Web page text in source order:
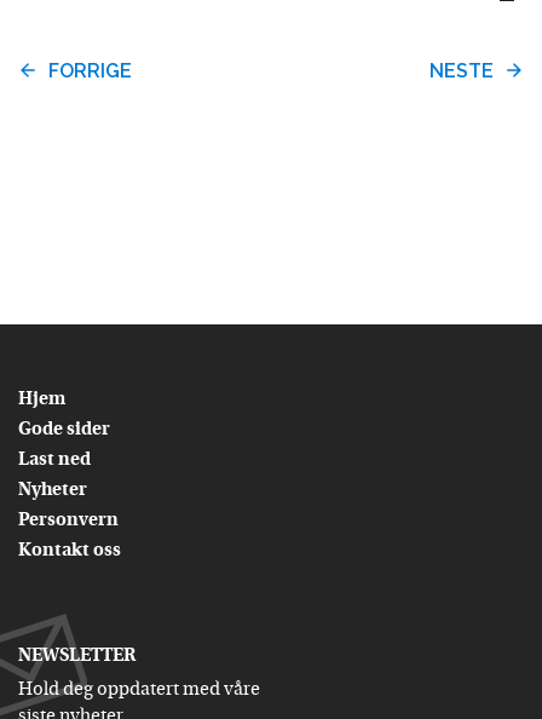
FORRIGE NESTE
Hjem
Gode sider
Last ned
Nyheter
Personvern
Kontakt oss
NEWSLETTER
Hold deg oppdatert med våre